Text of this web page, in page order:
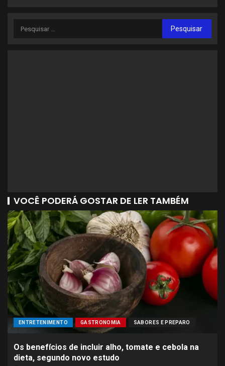
VOCÊ PODERÁ GOSTAR DE LER TAMBÉM
ENTRETENIMENTO GASTRONOMIA SABORES E PREPARO
Os benefícios de incluir alho, tomate e cebola na
dieta, segundo novo estudo